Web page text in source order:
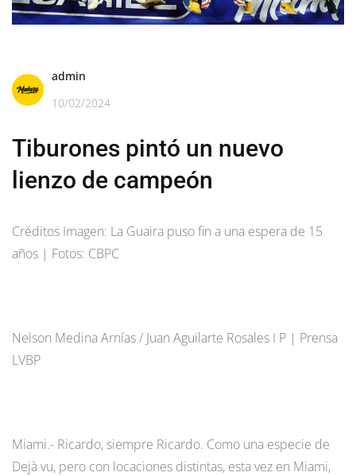
admin
10/02/2024
Tiburones pintó un nuevo
lienzo de campeón
Créditos Imagen: La Guaira puso fin a una espera de 15
años | Fotos: CBPC
Nelson Medina Arnías / Juan Aguilarte Rosales I P | Prensa
LVBP
Miami.- Ricardo, siempre Ricardo. Como una especie de
Dejà vu, pero con locaciones distintas, esta vez en Miami,